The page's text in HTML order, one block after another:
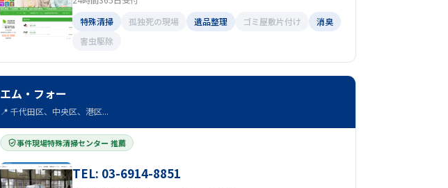
特殊清掃
孤独死の現場 遺品整理 ゴミ屋敷片付け
消臭
害虫駆除
エム・フォー
📍 千代田区、中央区、港区...
事件現場特殊清掃センター 推薦
TEL: 03-6914-8851